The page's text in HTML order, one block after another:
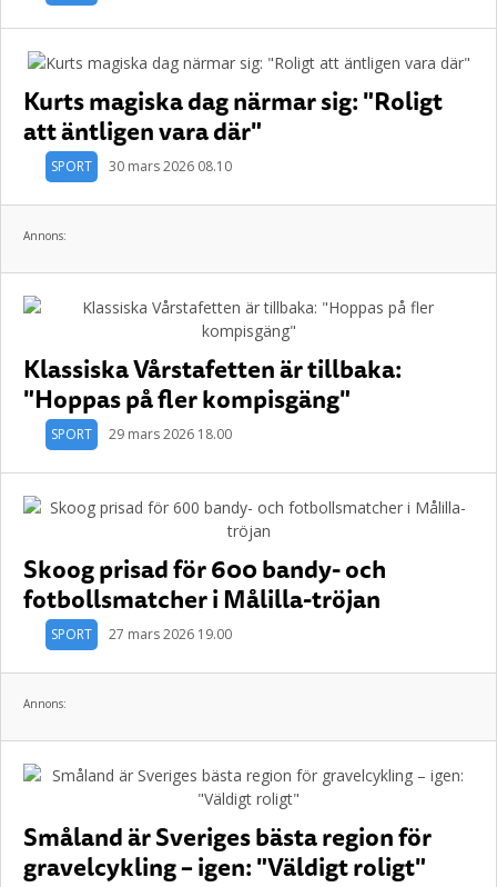
Kurts magiska dag närmar sig: "Roligt
att äntligen vara där"
SPORT 30 mars 2026 08.10
Annons:
Klassiska Vårstafetten är tillbaka:
"Hoppas på fler kompisgäng"
SPORT 29 mars 2026 18.00
Skoog prisad för 600 bandy- och
fotbollsmatcher i Målilla-tröjan
SPORT 27 mars 2026 19.00
Annons:
Småland är Sveriges bästa region för
gravelcykling – igen: "Väldigt roligt"